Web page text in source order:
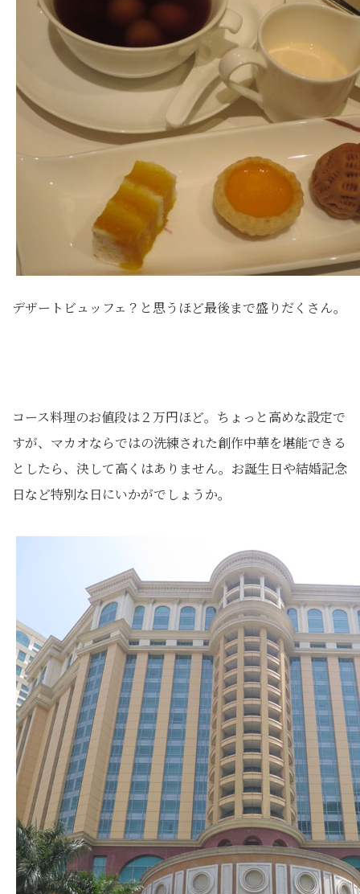
デザートビュッフェ？と思うほど最後まで盛りだくさん。
コース料理のお値段は２万円ほど。ちょっと高めな設定で
すが、マカオならではの洗練された創作中華を堪能できる
としたら、決して高くはありません。お誕生日や結婚記念
日など特別な日にいかがでしょうか。